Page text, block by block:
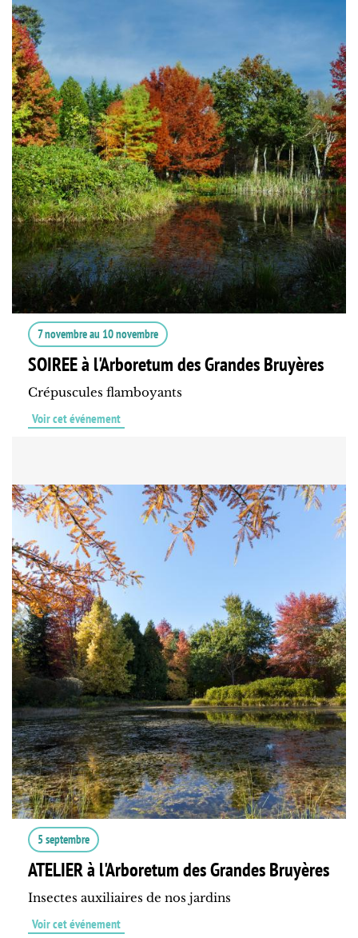
7 novembreau 10 novembre
SOIREE à l'Arboretum des Grandes Bruyères
Crépuscules flamboyants
Voir cet événement
5 septembre
ATELIER à l'Arboretum des Grandes Bruyères
Insectes auxiliaires de nos jardins
Voir cet événement